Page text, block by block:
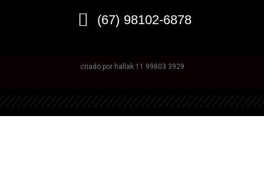
(67) 98102-6878
criado por hallak 11 99803 3929